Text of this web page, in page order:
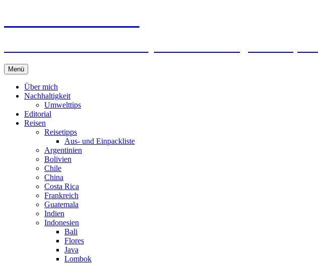
Menü Springe
zum
Inhalt
Über mich
Nachhaltigkeit
Umwelttips
Editorial
Reisen
Reisetipps
Aus- und Einpackliste
Argentinien
Bolivien
Chile
China
Costa Rica
Frankreich
Guatemala
Indien
Indonesien
Bali
Flores
Java
Lombok